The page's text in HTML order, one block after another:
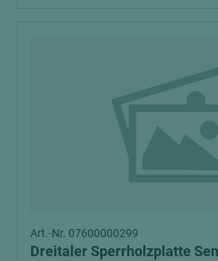
Art.-Nr. 07600000299
Dreitaler Sperrholzplatte